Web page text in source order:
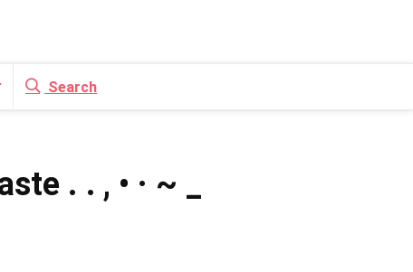
Search
. ․ , • · ~ _